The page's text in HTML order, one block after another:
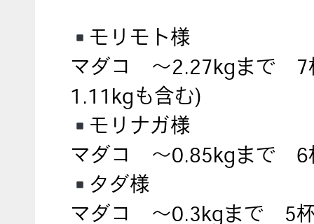
モリモト様
マダコ ～2.27kgまで 7
1.11kgも含む)
モリナガ様
マダコ ～0.85kgまで 6
タダ様
マダコ ～0.3kgまで 5